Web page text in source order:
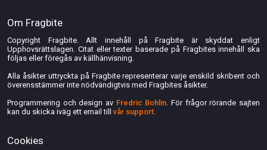
Om Fragbite
Copyright Fragbite. Allt innehåll på Fragbite är skyddat enligt
Upphovsrättslagen. Citat eller texter baserade på Fragbites innehåll ska
följas eller föregås av källhänvisning.
Alla åsikter uttryckta på Fragbite representerar varje enskild skribent och
överensstämmer inte nödvändigtvis med Fragbites åsikter.
Programmering och design av Fredric Bohlin. För frågor rörande sajten
kan du skicka iväg ett email tillvår support.
Cookies